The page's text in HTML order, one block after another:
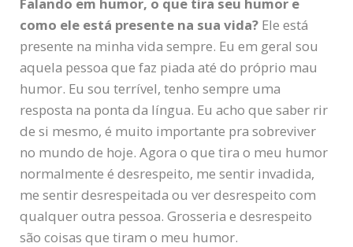
como ele está presente na sua vida? Ele está
presente na minha vida sempre. Eu em geral sou
aquela pessoa que faz piada até do próprio mau
humor. Eu sou terrível, tenho sempre uma
resposta na ponta da língua. Eu acho que saber rir
de si mesmo, é muito importante pra sobreviver
no mundo de hoje. Agora o que tira o meu humor
normalmente é desrespeito, me sentir invadida,
me sentir desrespeitada ou ver desrespeito com
qualquer outra pessoa. Grosseria e desrespeito
são coisas que tiram o meu humor.